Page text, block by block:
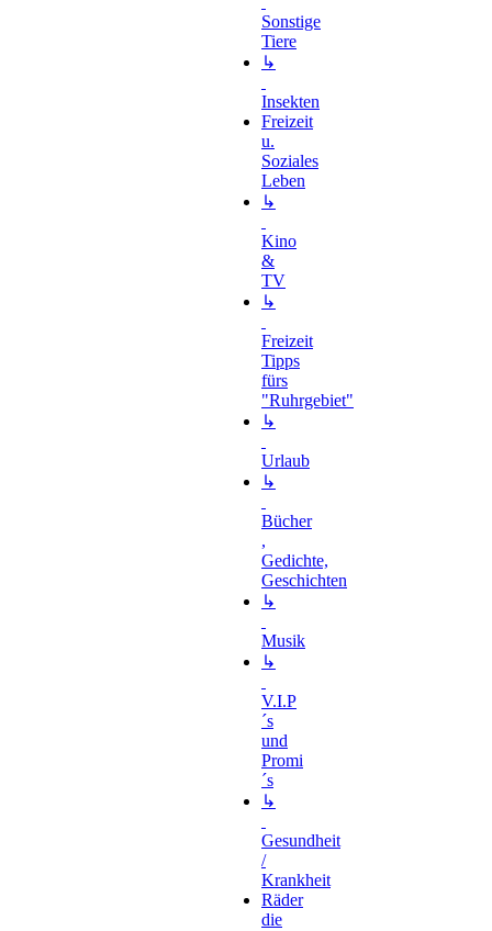
Sonstige
Tiere
↳
Insekten
Freizeit
u.
Soziales
Leben
↳
Kino
&
TV
↳
Freizeit
Tipps
fürs
"Ruhrgebiet"
↳
Urlaub
↳
Bücher
,
Gedichte,
Geschichten
↳
Musik
↳
V.I.P
´s
und
Promi
´s
↳
Gesundheit
/
Krankheit
Räder
die